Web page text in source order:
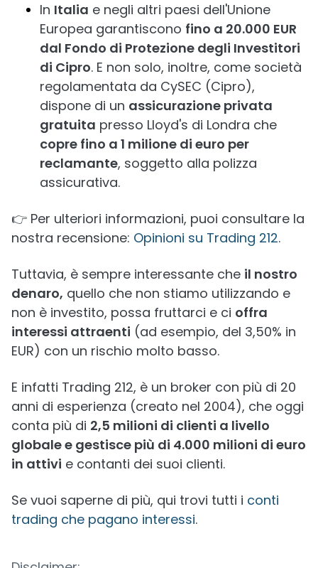
In Italia e negli altri paesi dell'Unione
Europea garantiscono fino a 20.000 EUR
dal Fondo di Protezione degli Investitori
di Cipro. E non solo, inoltre, come società
regolamentata da CySEC (Cipro),
dispone di un assicurazione privata
gratuita presso Lloyd's di Londra che
copre fino a 1 milione di euro per
reclamante, soggetto alla polizza
assicurativa.
👉 Per ulteriori informazioni, puoi consultare la
nostra recensione: Opinioni su Trading 212.
Tuttavia, è sempre interessante che il nostro
denaro, quello che non stiamo utilizzando e
non è investito, possa fruttarci e ci offra
interessi attraenti (ad esempio, del 3,50% in
EUR) con un rischio molto basso.
E infatti Trading 212, è un broker con più di 20
anni di esperienza (creato nel 2004), che oggi
conta più di 2,5 milioni di clienti a livello
globale e gestisce più di 4.000 milioni di euro
in attivi e contanti dei suoi clienti.
Se vuoi saperne di più, qui trovi tutti i conti
trading che pagano interessi.